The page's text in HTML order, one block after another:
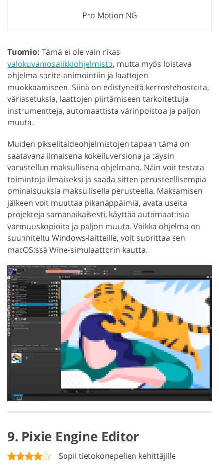
Pro Motion NG
Tuomio: Tämä ei ole vain rikas
valokuvamosaiikkiohjelmisto, mutta myös loistava
ohjelma sprite-animointiin ja laattojen
muokkaamiseen. Siinä on edistyneitä kerrostehosteita,
väriasetuksia, laattojen piirtämiseen tarkoitettuja
instrumentteja, automaattista värinpoistoa ja paljon
muuta.
Muiden pikselitaideohjelmistojen tapaan tämä on
saatavana ilmaisena kokeiluversiona ja täysin
varustellun maksullisena ohjelmana. Näin voit testata
toimintoja ilmaiseksi ja saada sitten perusteellisempia
ominaisuuksia maksullisella perusteella. Maksamisen
jälkeen voit muuttaa pikanäppäimiä, avata useita
projekteja samanaikaisesti, käyttää automaattisia
varmuuskopioita ja paljon muuta. Vaikka ohjelma on
suunniteltu Windows-laitteille, voit suorittaa sen
macOS:ssä Wine-simulaattorin kautta.
9. Pixie Engine Editor
Sopii tietokonepelien kehittäjille